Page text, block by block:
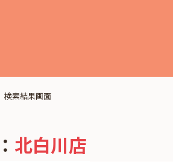
検索結果画面
北白川店